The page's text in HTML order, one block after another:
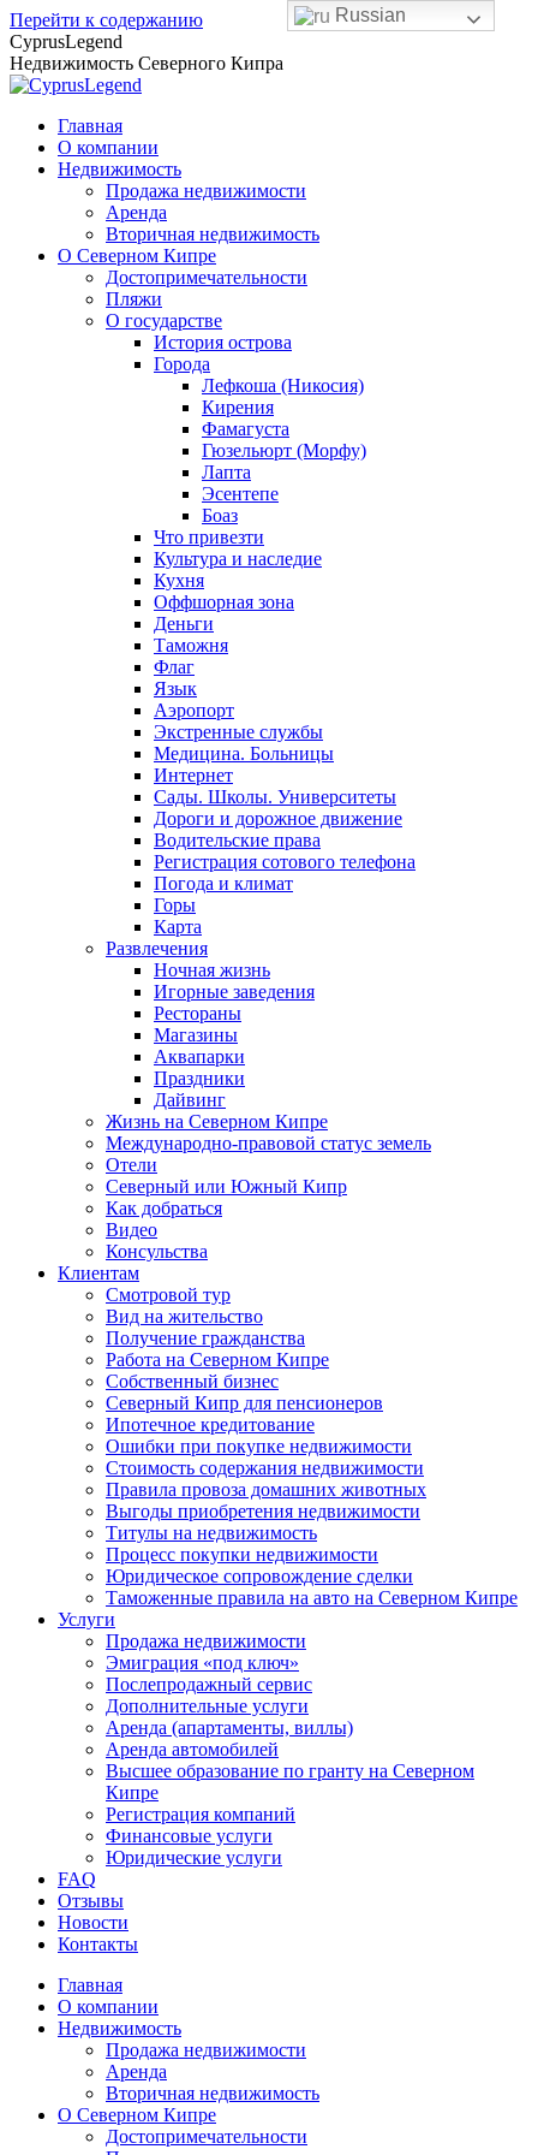
Перейти к содержанию
CyprusLegend
Недвижимость Северного Кипра
Главная
О компании
Недвижимость
Продажа недвижимости
Аренда
Вторичная недвижимость
О Северном Кипре
Достопримечательности
Пляжи
О государстве
История острова
Города
Лефкоша (Никосия)
Кирения
Фамагуста
Гюзельюрт (Морфу)
Лапта
Эсентепе
Боаз
Что привезти
Культура и наследие
Кухня
Оффшорная зона
Деньги
Таможня
Флаг
Язык
Аэропорт
Экстренные службы
Медицина. Больницы
Интернет
Сады. Школы. Университеты
Дороги и дорожное движение
Водительские права
Регистрация сотового телефона
Погода и климат
Горы
Карта
Развлечения
Ночная жизнь
Игорные заведения
Рестораны
Магазины
Аквапарки
Праздники
Дайвинг
Жизнь на Северном Кипре
Международно-правовой статус земель
Отели
Северный или Южный Кипр
Как добраться
Видео
Консульства
Клиентам
Смотровой тур
Вид на жительство
Получение гражданства
Работа на Северном Кипре
Собственный бизнес
Северный Кипр для пенсионеров
Ипотечное кредитование
Ошибки при покупке недвижимости
Стоимость содержания недвижимости
Правила провоза домашних животных
Выгоды приобретения недвижимости
Титулы на недвижимость
Процесс покупки недвижимости
Юридическое сопровождение сделки
Таможенные правила на авто на Северном Кипре
Услуги
Продажа недвижимости
Эмиграция «под ключ»
Послепродажный сервис
Дополнительные услуги
Аренда (апартаменты, виллы)
Аренда автомобилей
Высшее образование по гранту на Северном
Кипре
Регистрация компаний
Финансовые услуги
Юридические услуги
FAQ
Отзывы
Новости
Контакты
Главная
О компании
Недвижимость
Продажа недвижимости
Аренда
Вторичная недвижимость
О Северном Кипре
Достопримечательности
Russian